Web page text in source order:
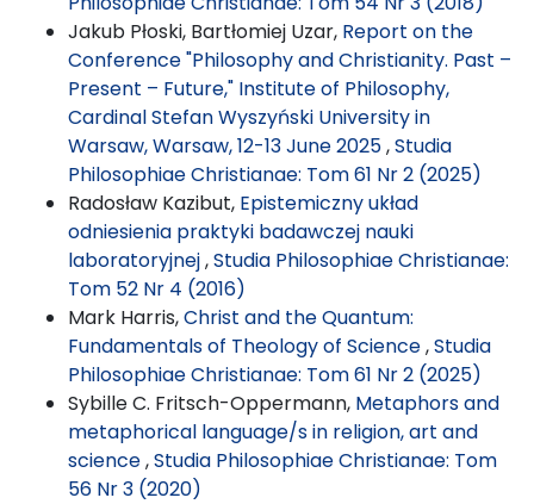
Jakub Płoski, Bartłomiej Uzar, Report on the
Conference "Philosophy and Christianity. Past –
Present – Future," Institute of Philosophy,
Cardinal Stefan Wyszyński University in
Warsaw, Warsaw, 12-13 June 2025,Studia
Philosophiae Christianae: Tom 61 Nr 2 (2025)
Radosław Kazibut, Epistemiczny układ
odniesienia praktyki badawczej nauki
laboratoryjnej,Studia Philosophiae Christianae:
Tom 52 Nr 4 (2016)
Mark Harris,Christ and the Quantum:
Fundamentals of Theology of Science,Studia
Philosophiae Christianae: Tom 61 Nr 2 (2025)
Sybille C. Fritsch-Oppermann, Metaphors and
metaphorical language/s in religion, art and
science,Studia Philosophiae Christianae: Tom
56 Nr 3 (2020)